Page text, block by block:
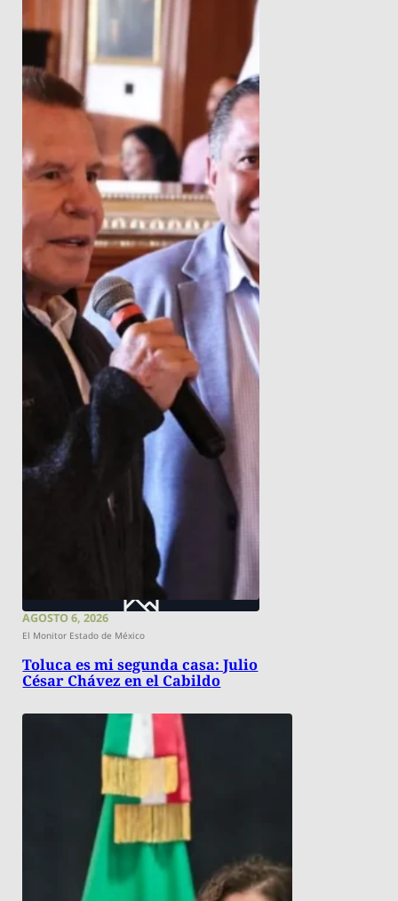
AGOSTO 6, 2026
El Monitor Estado de México
Toluca es mi segunda casa: Julio
César Chávez en el Cabildo